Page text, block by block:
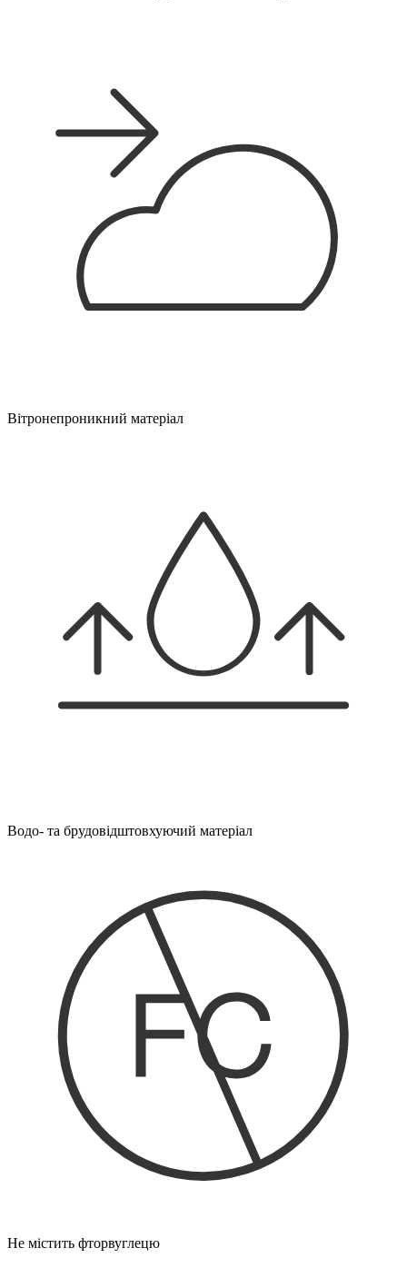
Вітронепроникний матеріал
Водо- та брудовідштовхуючий матеріал
Не містить фторвуглецю